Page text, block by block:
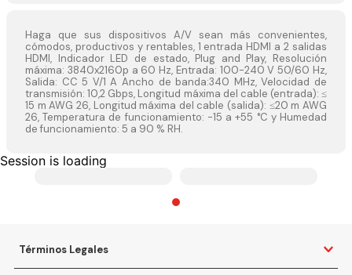
Haga que sus dispositivos A/V sean más convenientes,
cómodos, productivos y rentables, 1 entrada HDMI a 2 salidas
HDMI, Indicador LED de estado, Plug and Play, Resolución
máxima: 3840x2160p a 60 Hz, Entrada: 100-240 V 50/60 Hz,
Salida: CC 5 V/1 A Ancho de banda:340 MHz, Velocidad de
transmisión: 10,2 Gbps, Longitud máxima del cable (entrada): ≤
15 m AWG 26, Longitud máxima del cable (salida): ≤20 m AWG
26, Temperatura de funcionamiento: -15 a +55 °C y Humedad
de funcionamiento: 5 a 90 % RH.
Session is loading
Términos Legales